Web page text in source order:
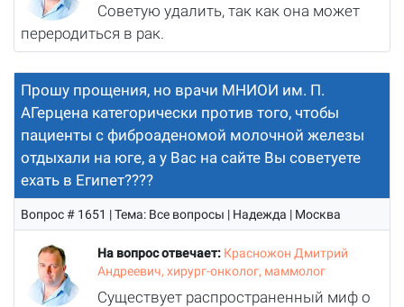
Советую удалить, так как она может
переродиться в рак.
Прошу прощения, но врачи МНИОИ им. П.
АГерцена категорически против того, чтобы
пациенты с фиброаденомой молочной железы
отдыхали на юге, а у Вас на сайте Вы советуете
ехать в Египет????
Вопрос # 1651 | Тема: Все вопросы | Надежда | Москва
На вопрос отвечает: Красножон Дмитрий
Андреевич, хирург-онколог, маммолог
Существует распространенный миф о